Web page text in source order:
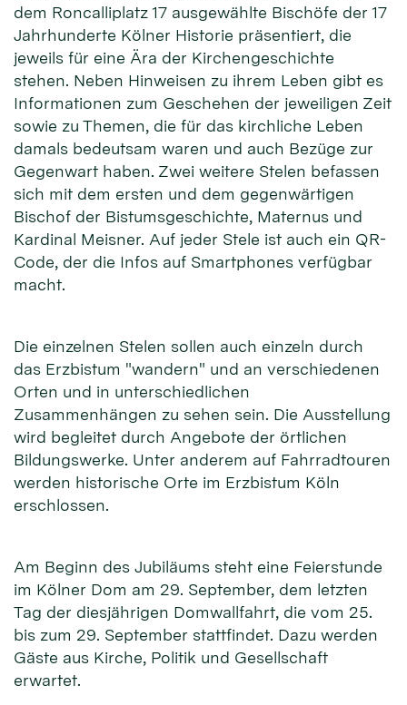
dem Roncalliplatz 17 ausgewählte Bischöfe der 17
Jahrhunderte Kölner Historie präsentiert, die
jeweils für eine Ära der Kirchengeschichte
stehen. Neben Hinweisen zu ihrem Leben gibt es
Informationen zum Geschehen der jeweiligen Zeit
sowie zu Themen, die für das kirchliche Leben
damals bedeutsam waren und auch Bezüge zur
Gegenwart haben. Zwei weitere Stelen befassen
sich mit dem ersten und dem gegenwärtigen
Bischof der Bistumsgeschichte, Maternus und
Kardinal Meisner. Auf jeder Stele ist auch ein QR-
Code, der die Infos auf Smartphones verfügbar
macht.
Die einzelnen Stelen sollen auch einzeln durch
das Erzbistum "wandern" und an verschiedenen
Orten und in unterschiedlichen
Zusammenhängen zu sehen sein. Die Ausstellung
wird begleitet durch Angebote der örtlichen
Bildungswerke. Unter anderem auf Fahrradtouren
werden historische Orte im Erzbistum Köln
erschlossen.
Am Beginn des Jubiläums steht eine Feierstunde
im Kölner Dom am 29. September, dem letzten
Tag der diesjährigen Domwallfahrt, die vom 25.
bis zum 29. September stattfindet. Dazu werden
Gäste aus Kirche, Politik und Gesellschaft
erwartet.